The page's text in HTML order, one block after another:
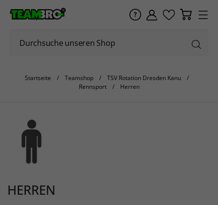
Startseite Teamshop
TSV Rotation Dresden Kanu
Rennsport
Herren
HERREN